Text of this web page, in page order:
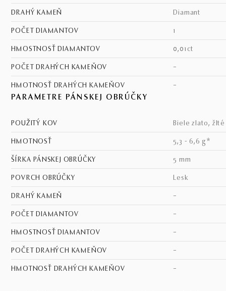
DRAHÝ KAMEŇ diamant
POČET DIAMANTOV 1
HMOSTNOSŤ DIAMANTOV 0,01ct
POČET DRAHÝCH KAMEŇOV –
HMOTNOSŤ DRAHÝCH KAMEŇOV –
PARAMETRE PÁNSKEJ OBRÚČKY
POUŽITÝ KOV biele zlato,
HMOTNOSŤ 5,3 - 6,6 g*
ŠÍRKA PÁNSKEJ OBRÚČKY 5 mm
POVRCH OBRÚČKY lesk
DRAHÝ KAMEŇ –
POČET DIAMANTOV –
HMOSTNOSŤ DIAMANTOV –
POČET DRAHÝCH KAMEŇOV –
HMOTNOSŤ DRAHÝCH KAMEŇOV –